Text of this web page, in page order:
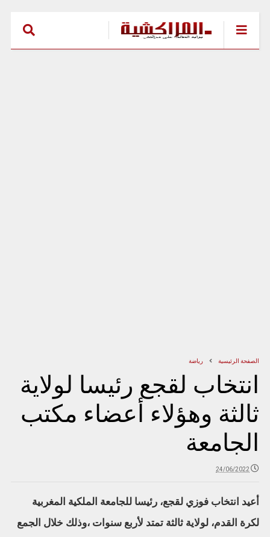
الصفحة الرئيسية رياضة
انتخاب لقجع رئيسا لولاية
ثالثة وهؤلاء أعضاء مكتب
الجامعة
24/06/2022
أعيد انتخاب فوزي لقجع، رئيسا للجامعة الملكية المغربية
لكرة القدم، لولاية ثالثة تمتد لأربع سنوات ،وذلك خلال الجمع